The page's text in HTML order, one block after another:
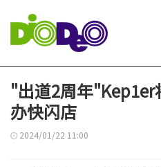
"出道2周年
办快闪店
2024/01/22 11:00